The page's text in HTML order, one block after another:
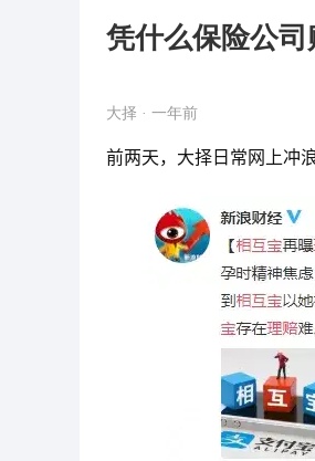
凭什么保险公司
大择 · 一年前
前两天，大择日常网上冲